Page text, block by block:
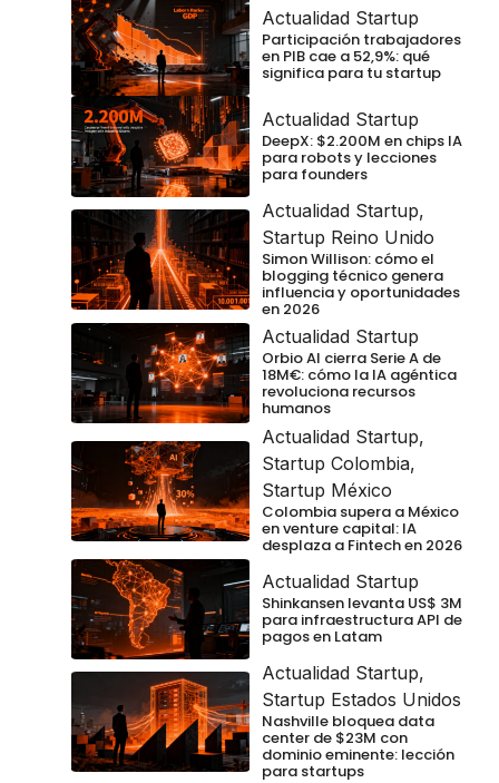
Actualidad Startup
Participación trabajadores
en PIB cae a 52,9%: qué
significa para tu startup
Actualidad Startup
DeepX: $2.200M en chips IA
para robots y lecciones
para founders
Actualidad Startup,
Startup Reino Unido
Simon Willison: cómo el
blogging técnico genera
influencia y oportunidades
en 2026
Actualidad Startup
Orbio AI cierra Serie A de
18M€: cómo la IA agéntica
revoluciona recursos
humanos
Actualidad Startup,
Startup Colombia,
Startup México
Colombia supera a México
en venture capital: IA
desplaza a Fintech en 2026
Actualidad Startup
Shinkansen levanta US$ 3M
para infraestructura API de
pagos en Latam
Actualidad Startup,
Startup Estados Unidos
Nashville bloquea data
center de $23M con
dominio eminente: lección
para startups